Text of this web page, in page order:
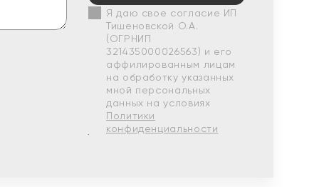
Я даю свое согласие ИП
Тишеновской О.А.
(ОГРНИП
321435000026563) и его
аффилированным лицам
на обработку указанных
мной персональных
данных на условиях
Политики
конфиденциальности